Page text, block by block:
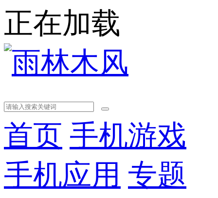
正在加载
首页 手机游戏
手机应用 专题